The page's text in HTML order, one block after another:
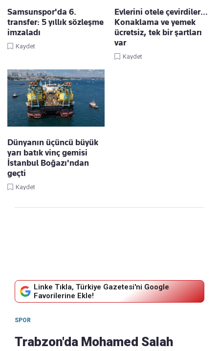
Samsunspor'da 6.
transfer: 5 yıllık sözleşme
imzaladı
Kaydet
Evlerini otele çevirdiler…
Konaklama ve yemek
ücretsiz, tek bir şartları
var
Kaydet
Dünyanın üçüncü büyük
yarı batık vinç gemisi
İstanbul Boğazı'ndan
geçti
Kaydet
Linke Tıkla, Türkiye Gazetesi'ni Google
Favorilerine Ekle!
SPOR
Trabzon'da Mohamed Salah